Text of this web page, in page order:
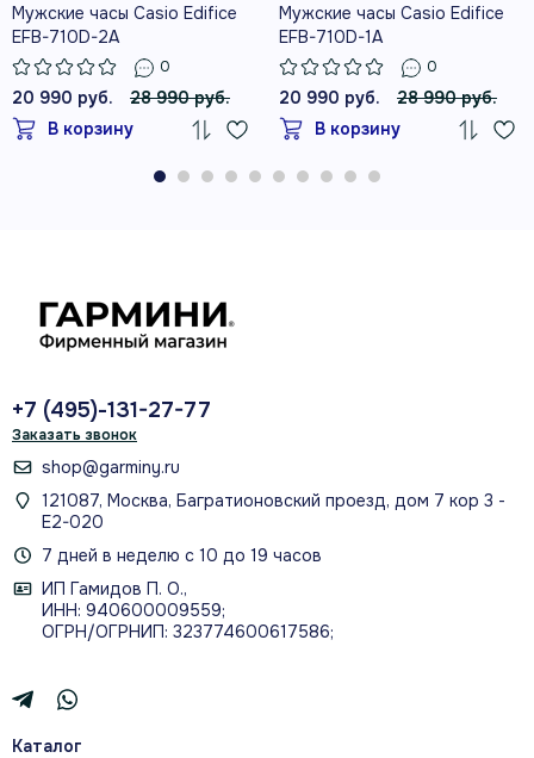
Мужские часы Casio Edifice
EFB-710D-2A
0
20 990 руб.
28 990 руб.
В корзину
Мужские часы Casio Edifice
EFB-710D-1A
0
20 990 руб.
28 990 руб.
В корзину
+7 (495)-131-27-77
Заказать звонок
shop@garminy.ru
121087, Москва, Багратионовский проезд, дом 7 кор 3 -
Е2-020
7 дней в неделю с 10 до 19 часов
ИП Гамидов П. О.,
ИНН: 940600009559;
ОГРН/ОГРНИП: 323774600617586;
Каталог